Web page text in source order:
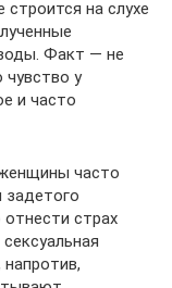
на слухе
Факт — не
у
и часто
часто
задетого
страх